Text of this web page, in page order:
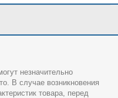
незначительно
В случае возникновения
товара, перед